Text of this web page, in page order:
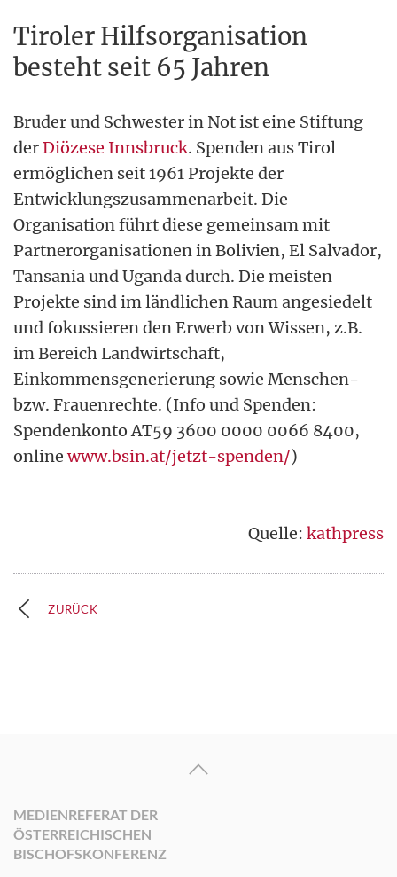
Tiroler Hilfsorganisation
besteht seit 65 Jahren
Bruder und Schwester in Not ist eine Stiftung
derDiözese Innsbruck. Spenden aus Tirol
ermöglichen seit 1961 Projekte der
Entwicklungszusammenarbeit. Die
Organisation führt diese gemeinsam mit
Partnerorganisationen in Bolivien, El Salvador,
Tansania und Uganda durch. Die meisten
Projekte sind im ländlichen Raum angesiedelt
und fokussieren den Erwerb von Wissen, z.B.
im Bereich Landwirtschaft,
Einkommensgenerierung sowie Menschen-
bzw. Frauenrechte. (Info und Spenden:
Spendenkonto AT59 3600 0000 0066 8400,
onlinewww.bsin.at/jetzt-spenden/)
Quelle: kathpress
ZURÜCK
MEDIENREFERAT DER
ÖSTERREICHISCHEN
BISCHOFSKONFERENZ